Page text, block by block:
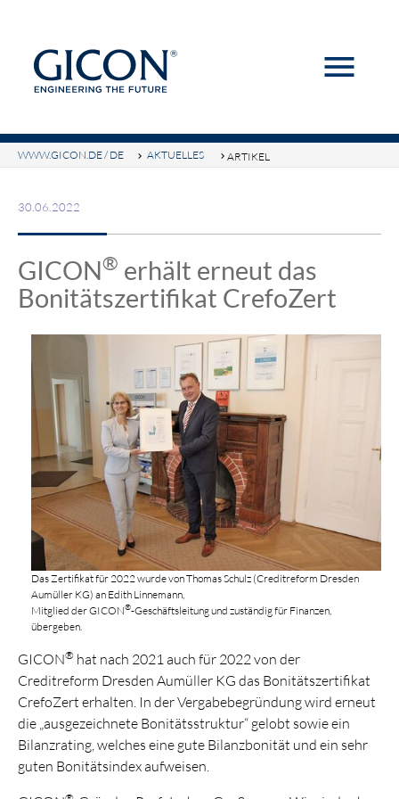
menu
Suchbegriffe
SUCHEN
WWW.GICON.DE / DE
AKTUELLES ARTIKEL
30.06.2022
GICON® erhält erneut das
Bonitätszertifikat CrefoZert
Das Zertifikat für 2022 wurde von Thomas Schulz (Creditreform Dresden
Aumüller KG) an Edith Linnemann,
Mitglied der GICON®-Geschäftsleitung und zuständig für Finanzen,
übergeben.
GICON® hat nach 2021 auch für 2022 von der
Creditreform Dresden Aumüller KG das Bonitätszertifikat
CrefoZert erhalten. In der Vergabebegründung wird erneut
die „ausgezeichnete Bonitätsstruktur“ gelobt sowie ein
Bilanzrating, welches eine gute Bilanzbonität und ein sehr
guten Bonitätsindex aufweisen.